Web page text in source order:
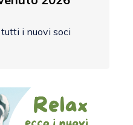
i nuovi soci